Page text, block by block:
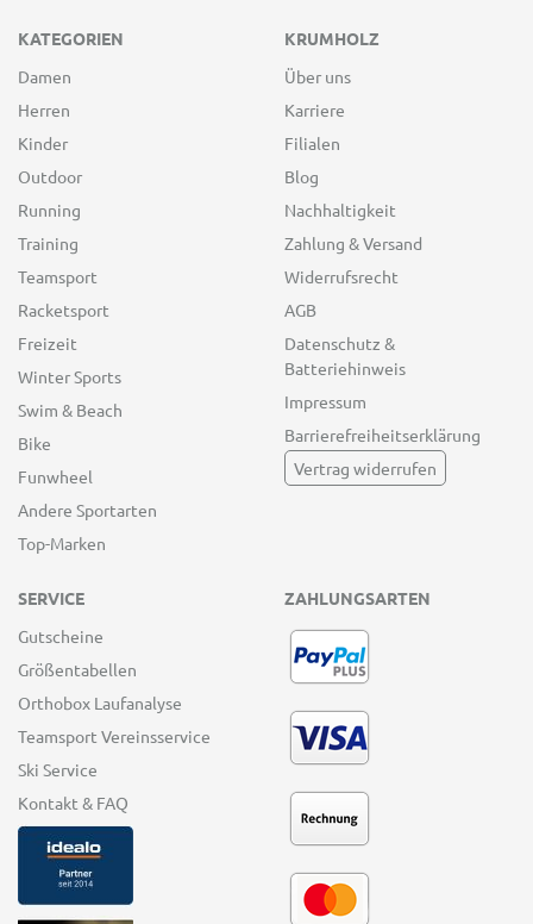
KATEGORIEN
Damen
Herren
Kinder
Outdoor
Running
Training
Teamsport
Racketsport
Freizeit
Winter Sports
Swim & Beach
Bike
Funwheel
Andere Sportarten
Top-Marken
KRUMHOLZ
Über uns
Karriere
Filialen
Blog
Nachhaltigkeit
Zahlung & Versand
Widerrufsrecht
AGB
Datenschutz &
Batteriehinweis
Impressum
Barrierefreiheitserklärung
Vertrag widerrufen
SERVICE
Gutscheine
Größentabellen
Orthobox Laufanalyse
Teamsport Vereinsservice
Ski Service
Kontakt & FAQ
ZAHLUNGSARTEN